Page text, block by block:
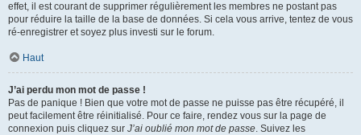
effet, il est courant de supprimer régulièrement les membres ne postant pas
pour réduire la taille de la base de données. Si cela vous arrive, tentez de vous
ré-enregistrer et soyez plus investi sur le forum.
Haut
J’ai perdu mon mot de passe !
Pas de panique ! Bien que votre mot de passe ne puisse pas être récupéré, il
peut facilement être réinitialisé. Pour ce faire, rendez vous sur la page de
connexion puis cliquez sur J’ai oublié mon mot de passe. Suivez les